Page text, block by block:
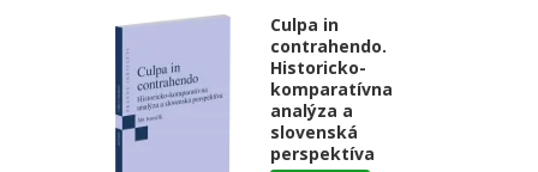
Culpa in
contrahendo.
Historicko-
komparatívna
analýza a
slovenská
perspektíva